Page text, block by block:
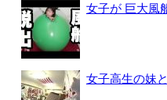
女子が 巨大風
女子高生の妹